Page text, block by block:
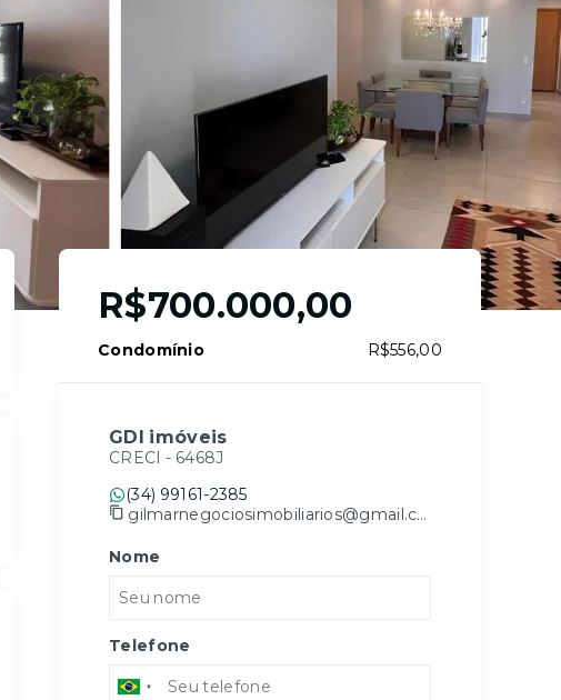
R$700.000,00
Condomínio R$556,00
GDI imóveis
CRECI - 6468J
(34) 99161-2385
gilmarnegociosimobiliarios@gmail.com
Nome
Telefone